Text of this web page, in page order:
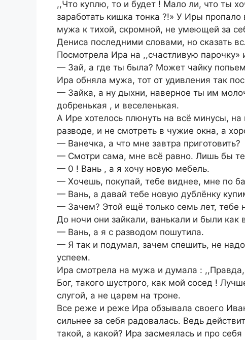
,,Что куплю, то и будет ! Мало ли, что ты
заработать кишка тонка ?!» У Иры
мужа к тихой, скромной, не умеющей за
Дениса последними словами, но сказать
Посмотрела Ира на ,,счастливую
— Зай, а где ты была? Может чайку
Ира обняла мужа, тот от удивления так
— Зайка, а ну дыхни, наверное ты им
добренькая , и веселенькая.
А Ире хотелось плюнуть на всё минусы,
разводе, и не смотреть в чужие окна, а
— Ванечка, а что мне завтра приготовить?
— Смотри сама, мне всё равно. Лишь бы
— 0 ! Вань , а я хочу новую мебель.
— Хочешь, покупай, тебе виднее, мне по
— Вань, а давай тебе новую дублёнку
— Зачем? Этой ещё только семь лет, тебе
До ночи они зайкали, ванькали и были
— Вань, а я с разводом пошутила.
— Я так и подумал, зачем спешить, не надо
успеем.
Ира смотрела на мужа и думала :
Бог, такого шустрого, как мой сосед !
слугой, а не царем на троне.
Все реже и реже Ира обзывала своего
сильнее за себя радовалась. Ведь
такой, а какой? Ира засмеялась и про